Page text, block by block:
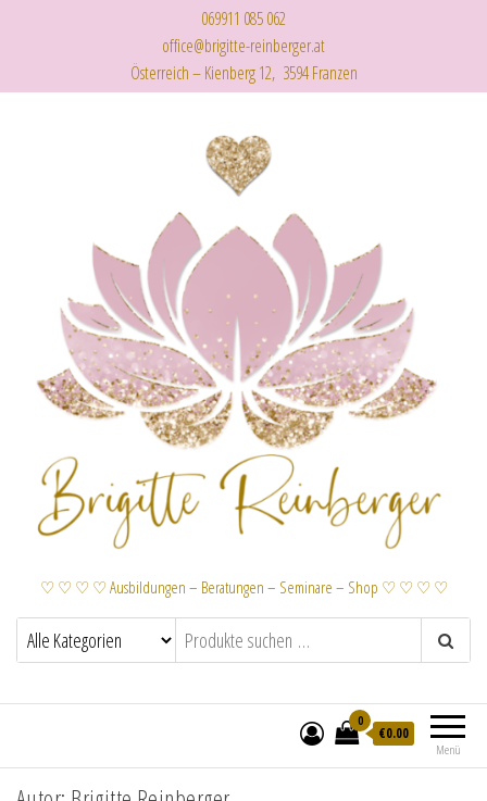
069911 085 062
office@brigitte-reinberger.at
Österreich – Kienberg 12, 3594 Franzen
♡ ♡ ♡ ♡ Ausbildungen – Beratungen – Seminare – Shop ♡ ♡ ♡ ♡
Menü
0
€0.00